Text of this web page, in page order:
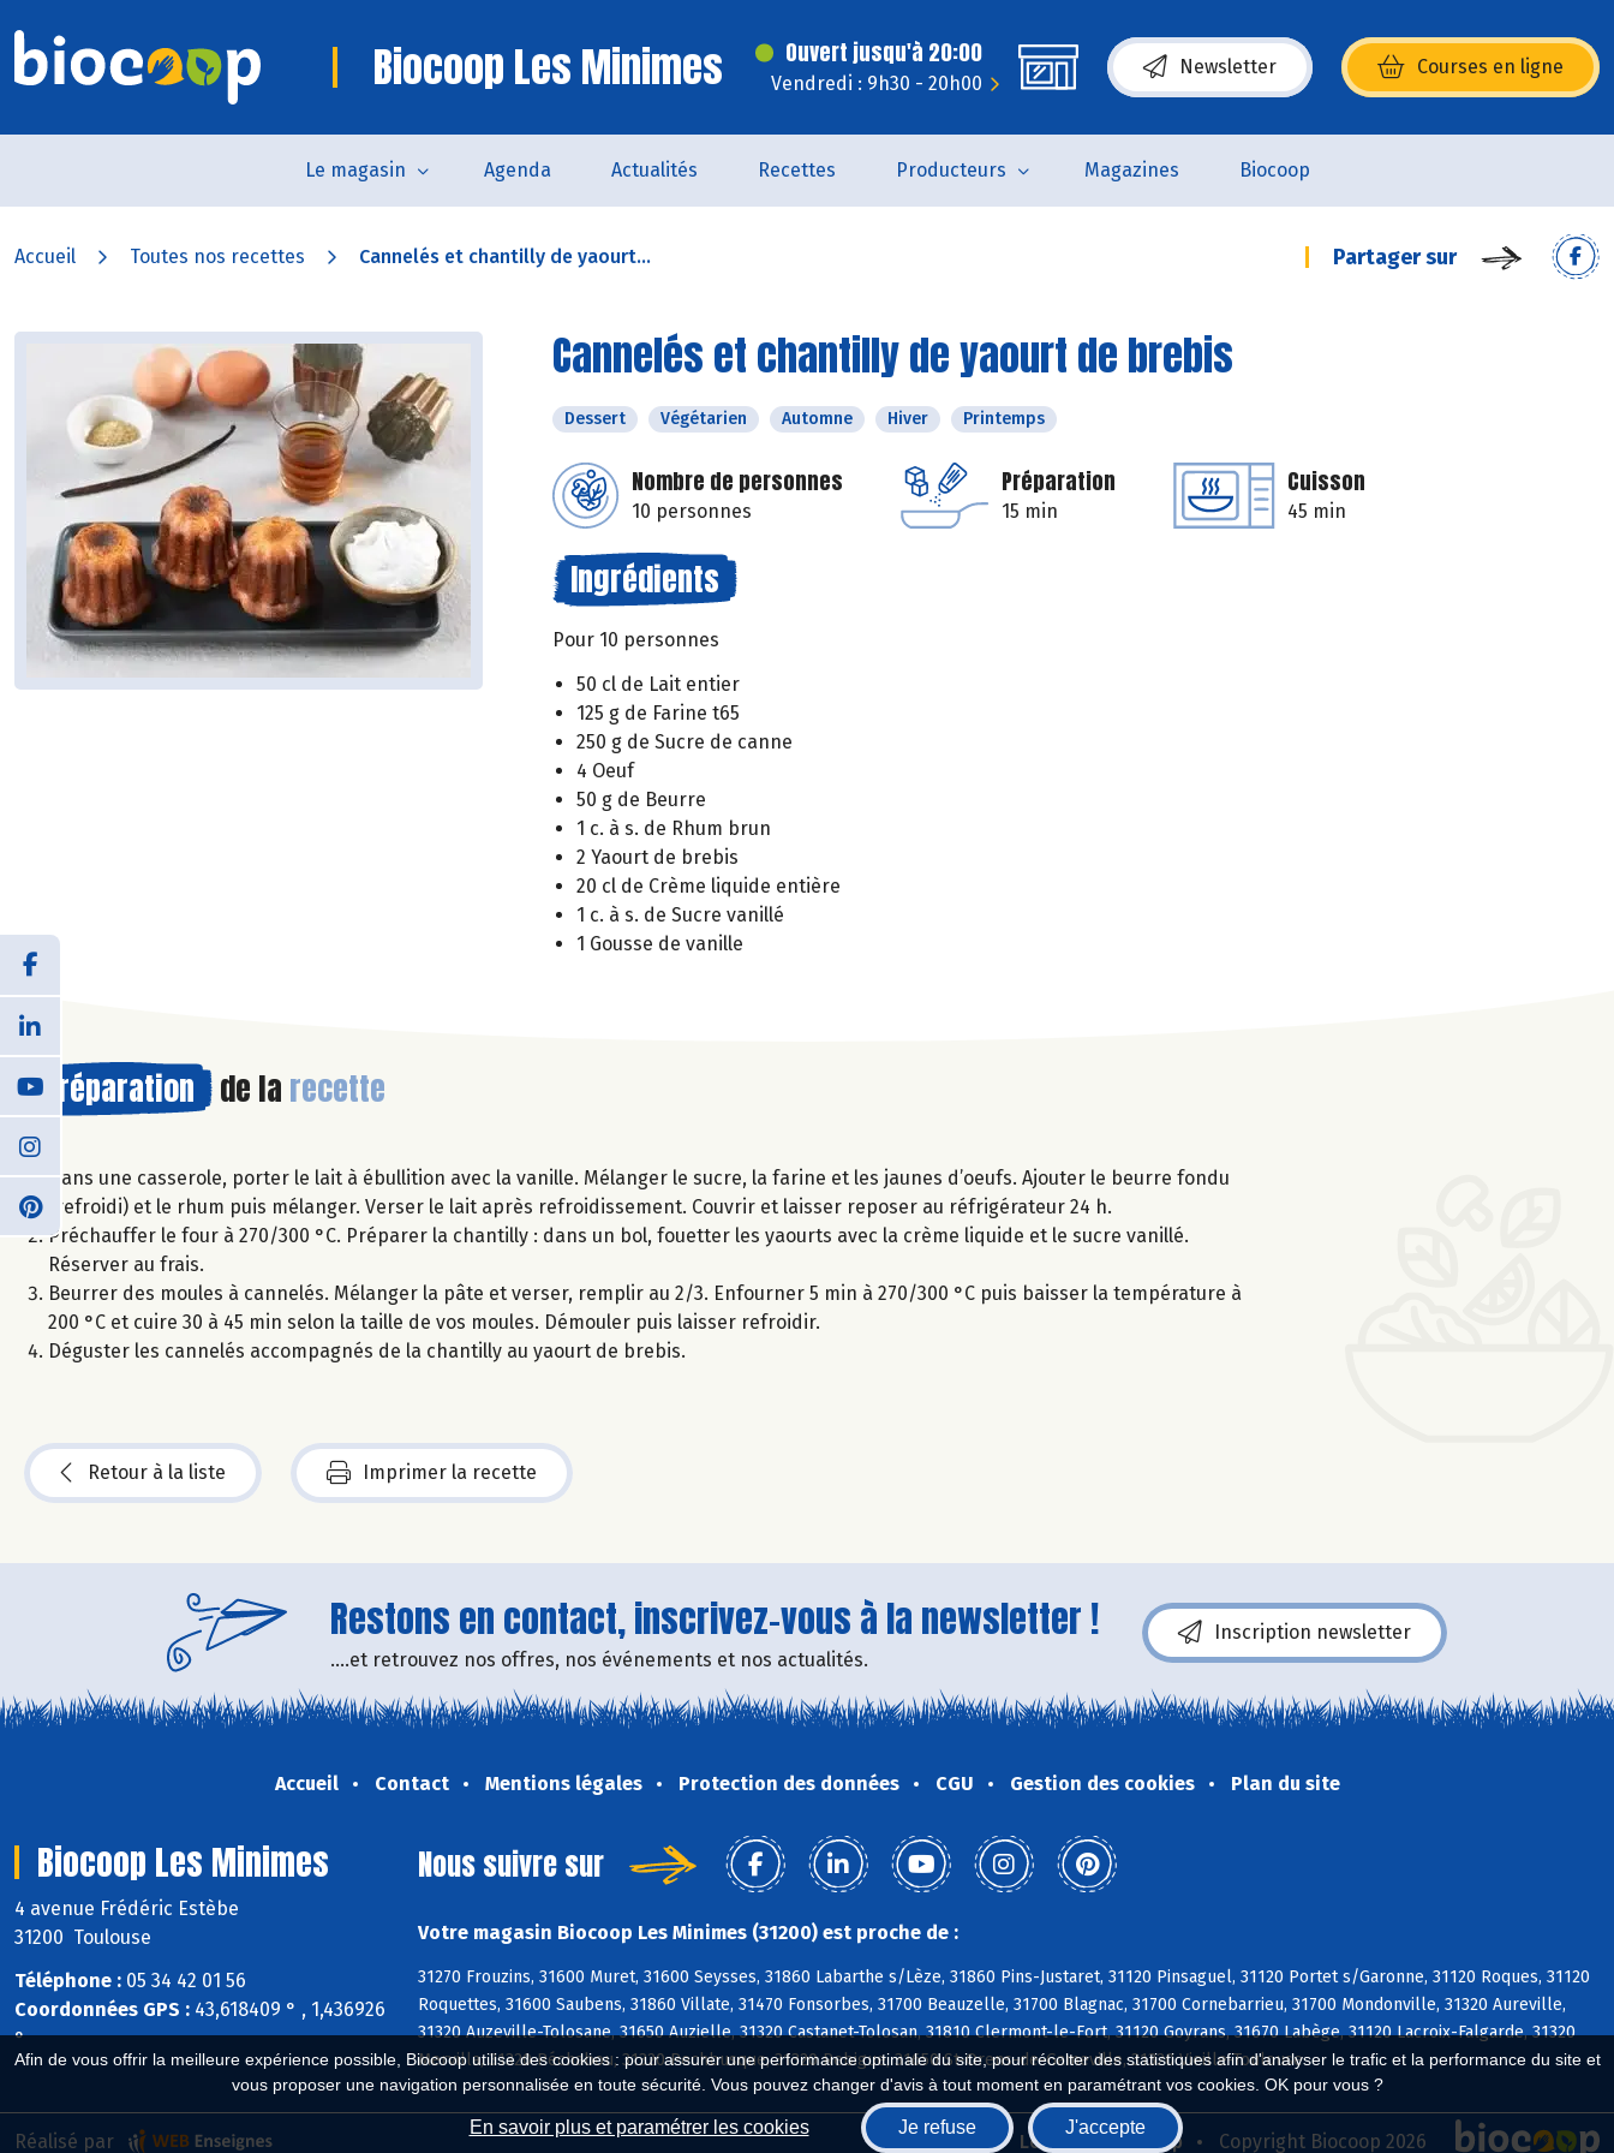
Afin de vous offrir la meilleure expérience possible, Biocoop utilise des cookies : pour assurer une performance optimale du site, pour récolter des statistiques afin d'analyser le trafic et la performance du site et
vous proposer une navigation personnalisée en toute sécurité. Vous pouvez changer d'avis à tout moment en paramétrant vos cookies. OK pour vous ?
En savoir plus et paramétrer les cookies Je refuse J'accepte
Biocoop Les Minimes Ouvert jusqu'à 20:00
Vendredi : 9h30 - 20h00
Newsletter Courses en ligne
(s’ouvre dans une nouvelle fenêtre)
Le magasin Agenda Actualités Recettes Producteurs Magazines Biocoop
Accueil Toutes nos recettes Cannelés et chantilly de yaourt... Partager sur
Cannelés et chantilly de yaourt de brebis
Dessert Végétarien Automne Hiver Printemps
Nombre de personnes
10 personnes
Préparation
15 min
Cuisson
45 min
Ingrédients
Pour 10 personnes
50 cl de Lait entier
125 g de Farine t65
250 g de Sucre de canne
4 Oeuf
50 g de Beurre
1 c. à s. de Rhum brun
2 Yaourt de brebis
20 cl de Crème liquide entière
1 c. à s. de Sucre vanillé
1 Gousse de vanille
Préparation de la recette
Dans une casserole, porter le lait à ébullition avec la vanille. Mélanger le sucre, la farine et les jaunes d’oeufs. Ajouter le beurre fondu
(refroidi) et le rhum puis mélanger. Verser le lait après refroidissement. Couvrir et laisser reposer au réfrigérateur 24 h.
Préchauffer le four à 270/300 °C. Préparer la chantilly : dans un bol, fouetter les yaourts avec la crème liquide et le sucre vanillé.
Réserver au frais.
Beurrer des moules à cannelés. Mélanger la pâte et verser, remplir au 2/3. Enfourner 5 min à 270/300 °C puis baisser la température à
200 °C et cuire 30 à 45 min selon la taille de vos moules. Démouler puis laisser refroidir.
Déguster les cannelés accompagnés de la chantilly au yaourt de brebis.
Retour à la liste Imprimer la recette
Restons en contact, inscrivez-vous à la newsletter !
....et retrouvez nos offres, nos événements et nos actualités.
Inscription newsletter
Accueil Contact Mentions légales Protection des données CGU Gestion des cookies Plan du site
Biocoop Les Minimes
4 avenue Frédéric Estèbe
31200 Toulouse
Téléphone : 05 34 42 01 56
Coordonnées GPS : 43,618409 ° , 1,436926
°
Nous suivre sur
Votre magasin Biocoop Les Minimes (31200) est proche de :
31270 Frouzins, 31600 Muret, 31600 Seysses, 31860 Labarthe s/Lèze, 31860 Pins-Justaret, 31120 Pinsaguel, 31120 Portet s/Garonne, 31120 Roques, 31120
Roquettes, 31600 Saubens, 31860 Villate, 31470 Fonsorbes, 31700 Beauzelle, 31700 Blagnac, 31700 Cornebarrieu, 31700 Mondonville, 31320 Aureville,
31320 Auzeville-Tolosane, 31650 Auzielle, 31320 Castanet-Tolosan, 31810 Clermont-le-Fort, 31120 Goyrans, 31670 Labège, 31120 Lacroix-Falgarde, 31320
Mervilla, 31320 Péchabou, 31320 Pechbusque, 31320 Rebigue, 31650 St-Orens-de-Gameville, 31320 Vieille-Toulouse
Biocoop.fr Le réseau Biocoop Copyright Biocoop 2026
Réalisé par